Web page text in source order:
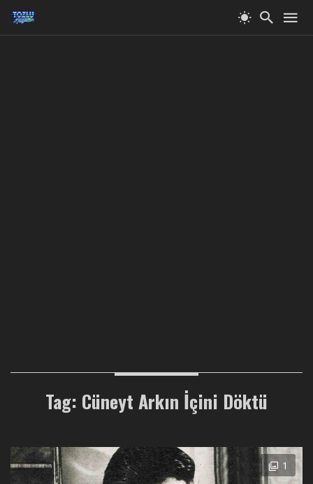
Tag: Cüneyt Arkın İçini Döktü
1